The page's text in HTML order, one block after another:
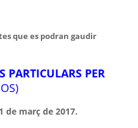
que es podran gaudir
PARTICULARS PER
de març de 2017.